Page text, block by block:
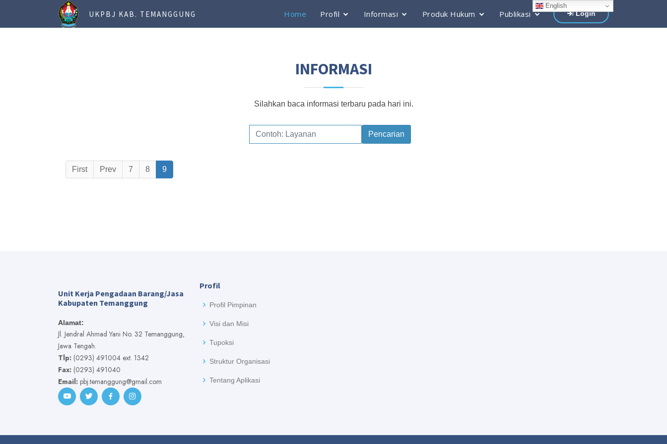
English
UKPBJ KAB. TEMANGGUNG Home Profil Informasi Produk Hukum Publikasi Login
INFORMASI
Silahkan baca informasi terbaru pada hari ini.
Pencarian
First Prev 7 8 9
Unit Kerja Pengadaan Barang/Jasa
Kabupaten Temanggung
Alamat:
Jl. Jendral Ahmad Yani No. 32 Temanggung,
Jawa Tengah.
Tlp: (0293) 491004 ext. 1342
Fax: (0293) 491040
Email: pbj.temanggung@gmail.com
Profil
Profil Pimpinan
Visi dan Misi
Tupoksi
Struktur Organisasi
Tentang Aplikasi